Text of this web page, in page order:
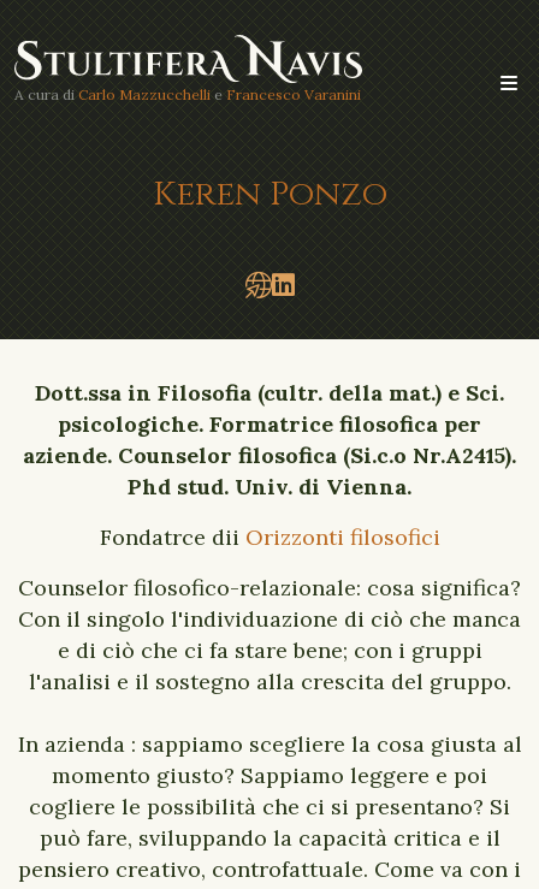
A cura di Carlo Mazzucchelli e Francesco Varanini
Keren Ponzo
Dott.ssa in Filosofia (cultr. della mat.) e Sci.
psicologiche. Formatrice filosofica per
aziende. Counselor filosofica (Si.c.o Nr.A2415).
Phd stud. Univ. di Vienna.
Fondatrce dii Orizzonti filosofici
Counselor filosofico-relazionale: cosa significa?
Con il singolo l'individuazione di ciò che manca
e di ciò che ci fa stare bene; con i gruppi
l'analisi e il sostegno alla crescita del gruppo.
In azienda : sappiamo scegliere la cosa giusta al
momento giusto? Sappiamo leggere e poi
cogliere le possibilità che ci si presentano? Si
può fare, sviluppando la capacità critica e il
pensiero creativo, controfattuale. Come va con i